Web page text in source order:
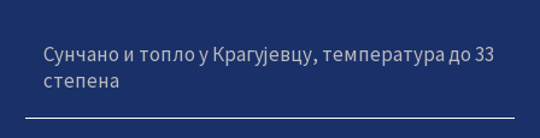
Сунчано и топло у Крагујевцу, температура до 33
степена